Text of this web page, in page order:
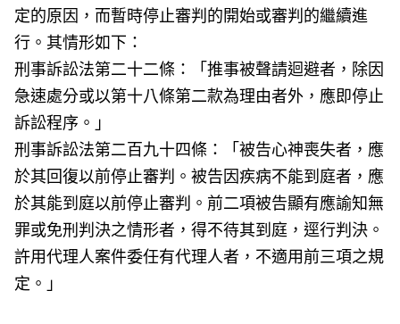
定的原因，而暫時停止審判的開始或審判的繼續進
行。其情形如下：
刑事訴訟法第二十二條：「推事被聲請迴避者，除因
急速處分或以第十八條第二款為理由者外，應即停止
訴訟程序。」
刑事訴訟法第二百九十四條：「被告心神喪失者，應
於其回復以前停止審判。被告因疾病不能到庭者，應
於其能到庭以前停止審判。前二項被告顯有應諭知無
罪或免刑判決之情形者，得不待其到庭，逕行判決。
許用代理人案件委任有代理人者，不適用前三項之規
定。」